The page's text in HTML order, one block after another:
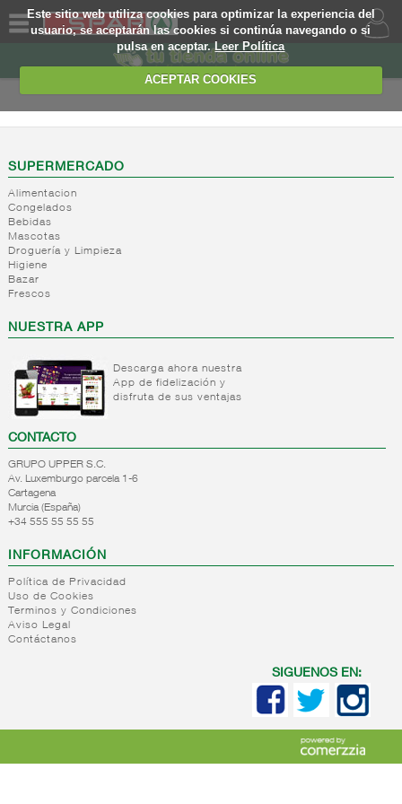
Este sitio web utiliza cookies para optimizar la experiencia del
usuario, se aceptarán las cookies si continúa navegando o si
pulsa en aceptar.Leer Política
ACEPTAR COOKIES
SOMOS
WEB
EJEMPLO
SUPERMERCADO
Alimentacion
Congelados
Bebidas
Mascotas
Droguería y Limpieza
Higiene
Bazar
Frescos
NUESTRA APP
Descarga ahora nuestra
App de fidelización y
disfruta de sus ventajas
CONTACTO
GRUPO UPPER S.C.
Av. Luxemburgo parcela 1-6
Cartagena
Murcia (España)
+34 555 55 55 55
INFORMACIÓN
Política de Privacidad
Uso de Cookies
Terminos y Condiciones
Aviso Legal
Contáctanos
SIGUENOS EN: